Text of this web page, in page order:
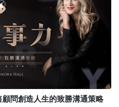
問創造人生的致勝溝通策略